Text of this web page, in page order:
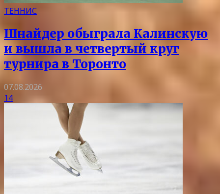
ТЕННИС
Шнайдер обыграла Калинскую
и вышла в четвертый круг
турнира в Торонто
07.08.2026
14